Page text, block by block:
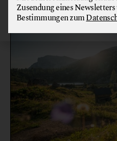
Zusendung eines
Bestimmungen zum